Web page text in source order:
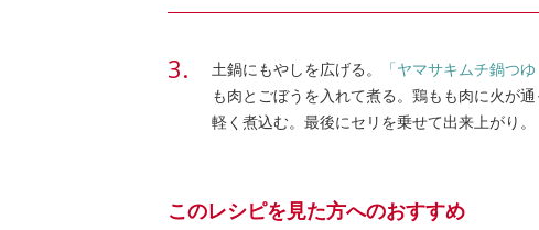
土鍋にもやしを広げる。 「ヤマサキムチ鍋つ
も肉とごぼうを入れて煮る。鶏もも肉に火が
軽く煮込む。最後にセリを乗せて出来上がり。
このレシピを見た方へのおすすめ